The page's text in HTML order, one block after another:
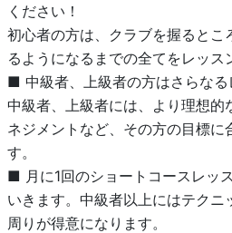
ください！
初心者の方は、クラブを握るとこ
るようになるまでの全てをレッス
■ 中級者、上級者の方はさらなる
中級者、上級者には、より理想的
ネジメントなど、その方の目標に
す。
■ 月に1回のショートコースレッ
いきます。中級者以上にはテクニ
周りが得意になります。